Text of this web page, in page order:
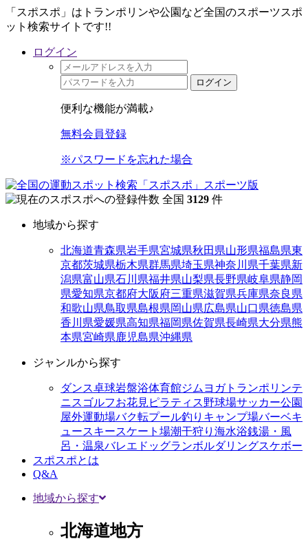
「スポスポ」はトランポリンや公園など全国のスポーツスポ
ット検索サイトです!!
ログイン
ログイン
便利な機能が満載♪
無料会員登録
※パスワードを忘れた場合
全国 3129 件
地域から探す
北海道青森県岩手県宮城県秋田県山形県福島県東
京都茨城県栃木県群馬県埼玉県神奈川県千葉県新
潟県富山県石川県福井県山梨県長野県岐阜県静岡
県愛知県京都府大阪府三重県滋賀県兵庫県奈良県
和歌山県鳥取県島根県岡山県広島県山口県徳島県
香川県愛媛県高知県福岡県佐賀県長崎県大分県熊
本県宮崎県鹿児島県沖縄県
ジャンルから探す
ダンス卓球岩盤浴体育館ジム ヨガトランポリンテ
ニス ゴルフお花見 ピラティス野球場サッカー公園
屋外運動場バク転プール釣り キャンプ場バーベキ
ュースキースケート場潮干狩り 海水浴銭湯・風
呂・温泉バレエ ドッグランボルダリングスケボー
スポスポとは
Q&A
地域から探す
北海道地方